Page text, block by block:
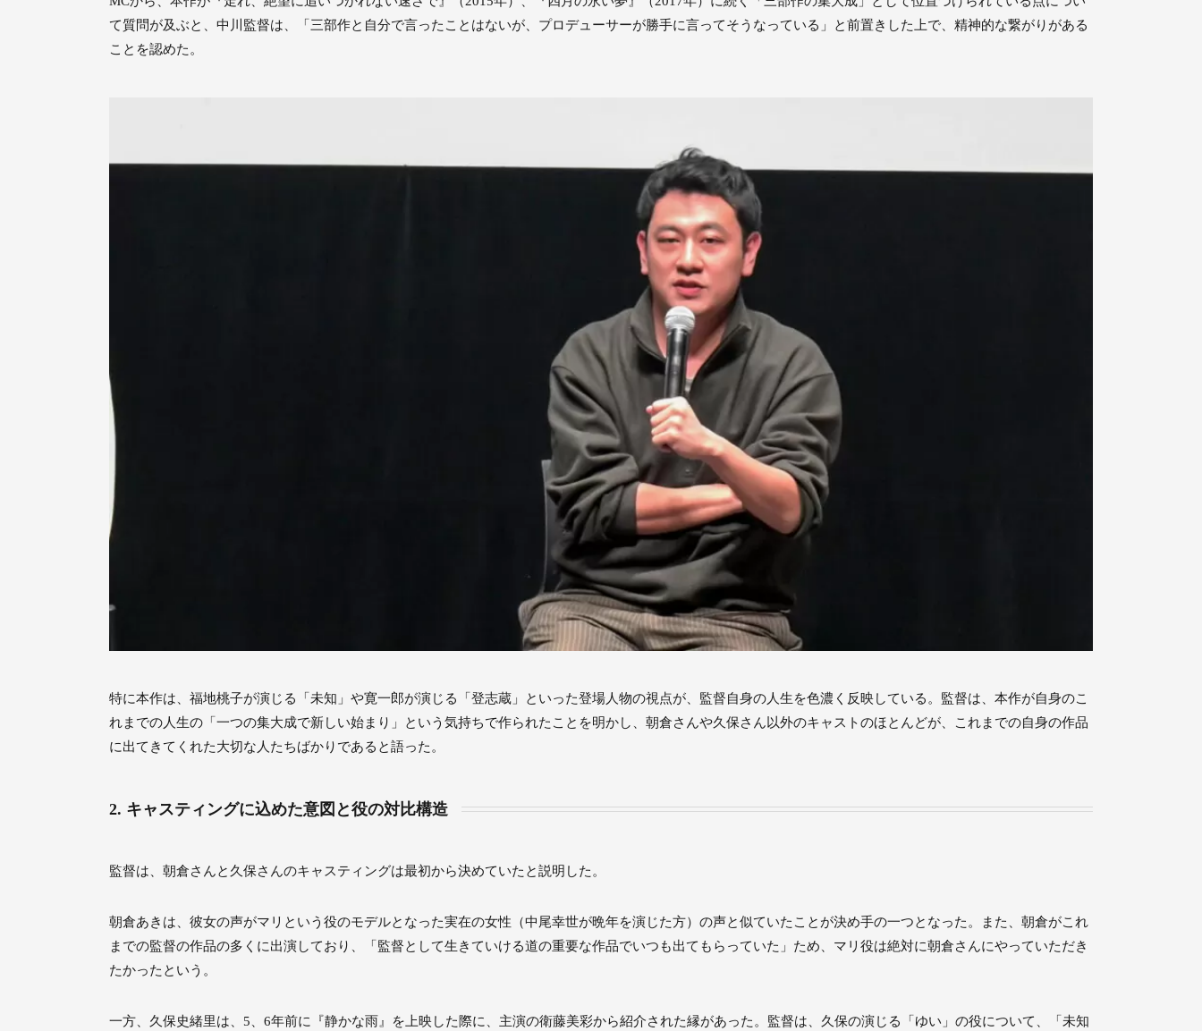
て質問が及ぶと、中川監督は、「三部作と自分で言ったことはないが、プロデューサーが勝手に言ってそうなっている」と前置きした上で、精神的な繋がりがある
ことを認めた。
特に本作は、福地桃子が演じる「未知」や寛一郎が演じる「登志蔵」といった登場人物の視点が、監督自身の人生を色濃く反映している。監督は、本作が自身のこ
れまでの人生の「一つの集大成で新しい始まり」という気持ちで作られたことを明かし、朝倉さんや久保さん以外のキャストのほとんどが、これまでの自身の作品
に出てきてくれた大切な人たちばかりであると語った。
2. キャスティングに込めた意図と役の対比構造
監督は、朝倉さんと久保さんのキャスティングは最初から決めていたと説明した。
朝倉あきは、彼女の声がマリという役のモデルとなった実在の女性（中尾幸世が晩年を演じた方）の声と似ていたことが決め手の一つとなった。また、朝倉がこれ
までの監督の作品の多くに出演しており、「監督として生きていける道の重要な作品でいつも出てもらっていた」ため、マリ役は絶対に朝倉さんにやっていただき
たかったという。
一方、久保史緒里は、5、6年前に『静かな雨』を上映した際に、主演の衛藤美彩から紹介された縁があった。監督は、久保の演じる「ゆい」の役について、「未知